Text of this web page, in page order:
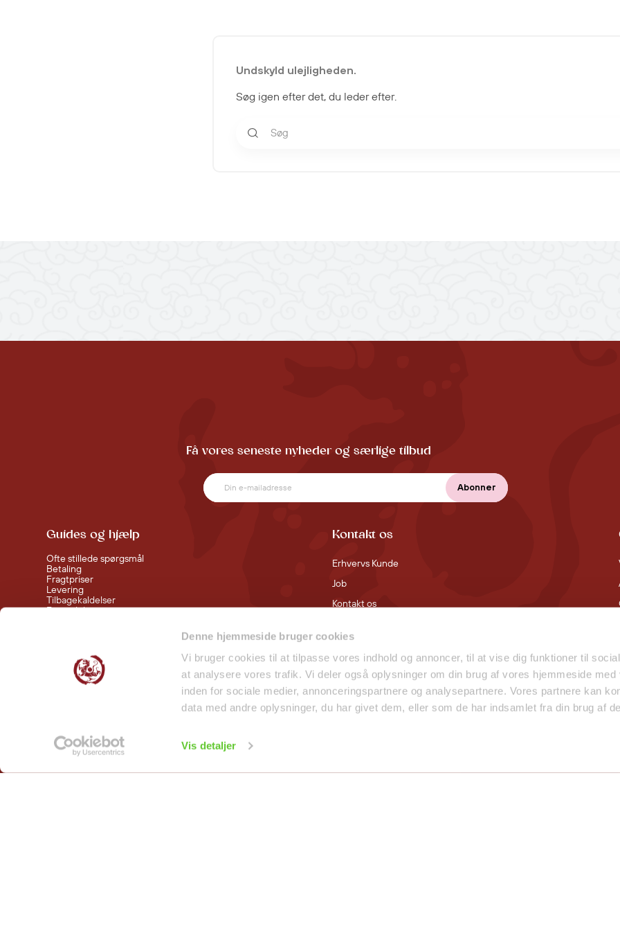
Denne hjemmeside bruger cookies
Vi bruger cookies til at tilpasse vores indhold og annoncer, til at vise dig funktioner til
at analysere vores trafik. Vi deler også oplysninger om din brug af vores hjemmeside med
inden for sociale medier, annonceringspartnere og analysepartnere. Vores partnere kan
data med andre oplysninger, du har givet dem, eller som de har indsamlet fra din brug af
Vis detaljer
Undskyld ulejligheden.
Søg igen efter det, du leder efter.
Få vores seneste nyheder og særlige tilbud
Guides og hjælp
Ofte stillede spørgsmål
Betaling
Fragtpriser
Levering
Tilbagekaldelser
Fortrydelsesret
Kontakt os
Erhvervs Kunde
Job
Kontakt os
Smiley Rapport - Butikker